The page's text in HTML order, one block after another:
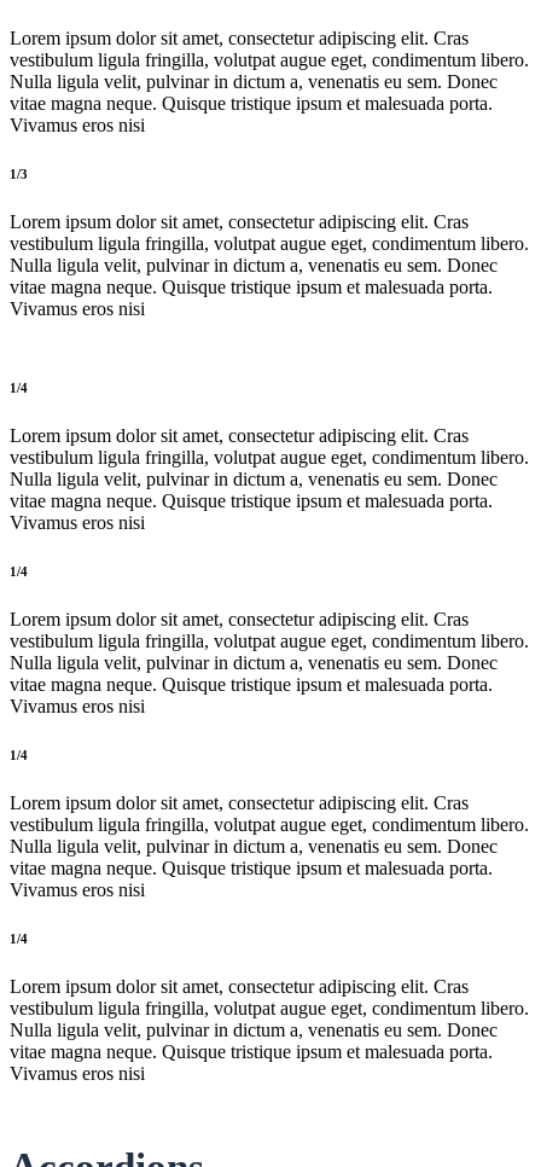
Lorem ipsum dolor sit amet, consectetur adipiscing elit. Cras
vestibulum ligula fringilla, volutpat augue eget, condimentum libero.
Nulla ligula velit, pulvinar in dictum a, venenatis eu sem. Donec
vitae magna neque. Quisque tristique ipsum et malesuada porta.
Vivamus eros nisi
1/3
Lorem ipsum dolor sit amet, consectetur adipiscing elit. Cras
vestibulum ligula fringilla, volutpat augue eget, condimentum libero.
Nulla ligula velit, pulvinar in dictum a, venenatis eu sem. Donec
vitae magna neque. Quisque tristique ipsum et malesuada porta.
Vivamus eros nisi
1/4
Lorem ipsum dolor sit amet, consectetur adipiscing elit. Cras
vestibulum ligula fringilla, volutpat augue eget, condimentum libero.
Nulla ligula velit, pulvinar in dictum a, venenatis eu sem. Donec
vitae magna neque. Quisque tristique ipsum et malesuada porta.
Vivamus eros nisi
1/4
Lorem ipsum dolor sit amet, consectetur adipiscing elit. Cras
vestibulum ligula fringilla, volutpat augue eget, condimentum libero.
Nulla ligula velit, pulvinar in dictum a, venenatis eu sem. Donec
vitae magna neque. Quisque tristique ipsum et malesuada porta.
Vivamus eros nisi
1/4
Lorem ipsum dolor sit amet, consectetur adipiscing elit. Cras
vestibulum ligula fringilla, volutpat augue eget, condimentum libero.
Nulla ligula velit, pulvinar in dictum a, venenatis eu sem. Donec
vitae magna neque. Quisque tristique ipsum et malesuada porta.
Vivamus eros nisi
1/4
Lorem ipsum dolor sit amet, consectetur adipiscing elit. Cras
vestibulum ligula fringilla, volutpat augue eget, condimentum libero.
Nulla ligula velit, pulvinar in dictum a, venenatis eu sem. Donec
vitae magna neque. Quisque tristique ipsum et malesuada porta.
Vivamus eros nisi